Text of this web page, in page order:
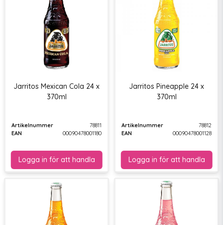
Jarritos Mexican Cola 24 x
370ml
Artikelnummer
78811
EAN
00090478001180
Jarritos Pineapple 24 x
370ml
Artikelnummer
78812
EAN
00090478001128